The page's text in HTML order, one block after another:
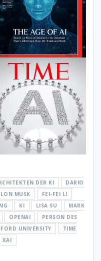
DER KI
DARIO
MUSK
FEI-FEI LI
KI LISA SU
MARK
OPENAI
PERSON DES
UNIVERSITY
TIME
XAI